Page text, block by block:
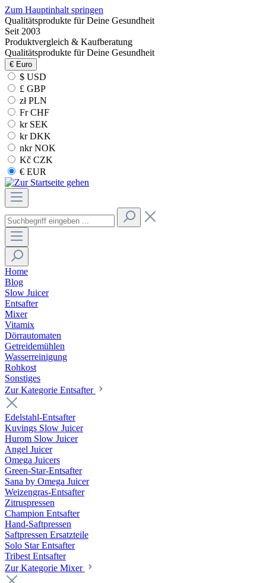
Zum Hauptinhalt springen
Qualitätsprodukte für Deine Gesundheit
Seit 2003
Produktvergleich & Kaufberatung
Qualitätsprodukte für Deine Gesundheit
€ Euro
$ USD
£ GBP
zł PLN
Fr CHF
kr SEK
kr DKK
nkr NOK
Kč CZK
€ EUR
Home
Blog
Slow Juicer
Entsafter
Mixer
Vitamix
Dörrautomaten
Getreidemühlen
Wasserreinigung
Rohkost
Sonstiges
Zur Kategorie Entsafter
Edelstahl-Entsafter
Kuvings Slow Juicer
Hurom Slow Juicer
Angel Juicer
Omega Juicers
Green-Star-Entsafter
Sana by Omega Juicer
Weizengras-Entsafter
Zitruspressen
Champion Entsafter
Hand-Saftpressen
Saftpressen Ersatzteile
Solo Star Entsafter
Tribest Entsafter
Zur Kategorie Mixer